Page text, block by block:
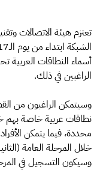
تعتزم هيئة الاتصالات
أسماء النطاقات العربية
الراغبين في ذلك.
وسيتمكن الراغبون من
نطاقات عربية خاصة بهم
محددة، فيما يتمكن
وسيكون التسجيل في